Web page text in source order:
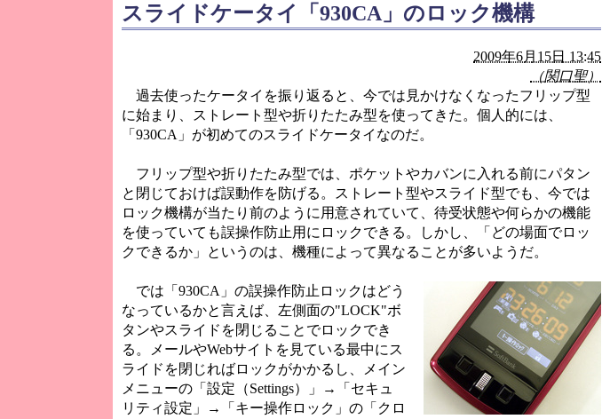
スライドケータイ「930CA」のロック機構
2009年6月15日 13:45
（関口聖）
過去使ったケータイを振り返ると、今では見かけなくなったフリップ型
に始まり、ストレート型や折りたたみ型を使ってきた。個人的には、
「930CA」が初めてのスライドケータイなのだ。
フリップ型や折りたたみ型では、ポケットやカバンに入れる前にパタン
と閉じておけば誤動作を防げる。ストレート型やスライド型でも、今では
ロック機構が当たり前のように用意されていて、待受状態や何らかの機能
を使っていても誤操作防止用にロックできる。しかし、「どの場面でロッ
クできるか」というのは、機種によって異なることが多いようだ。
では「930CA」の誤操作防止ロックはどう
なっているかと言えば、左側面の"LOCK"ボ
タンやスライドを閉じることでロックでき
る。メールやWebサイトを見ている最中にス
ライドを閉じればロックがかかるし、メイン
メニューの「設定（Settings）」→「セキュ
リティ設定」→「キー操作ロック」の「クロ